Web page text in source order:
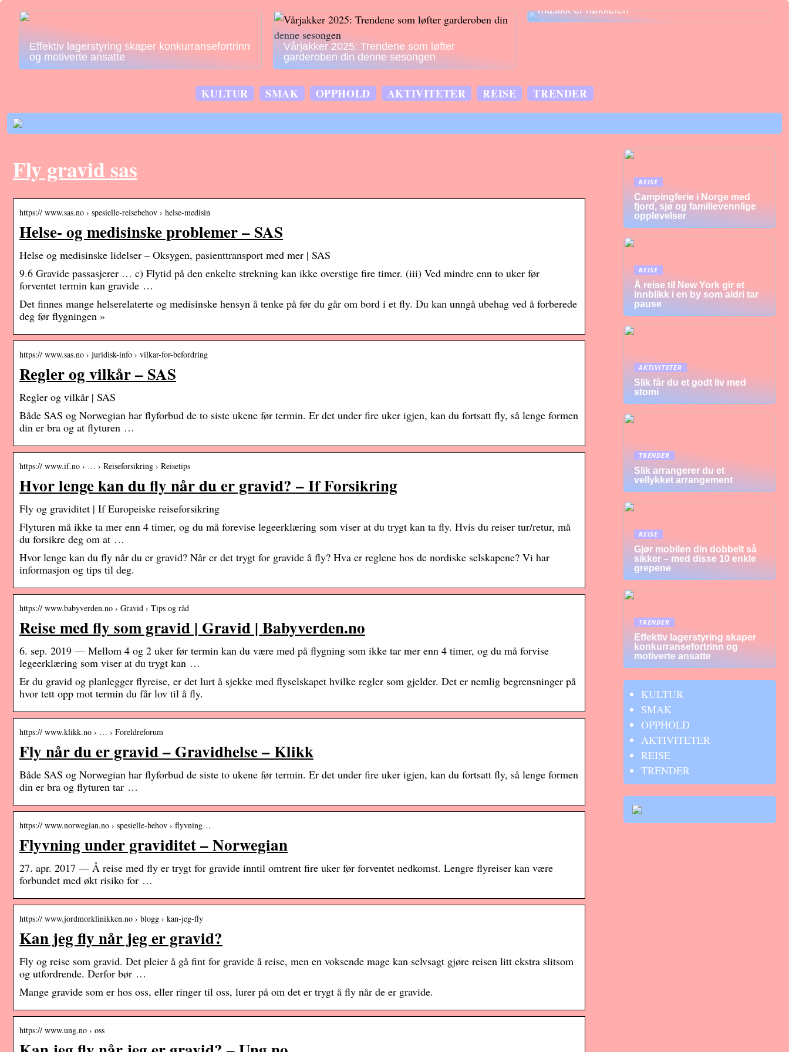
Effektiv lagerstyring skaper konkurransefortrinn
og motiverte ansatte
Vårjakker 2025: Trendene som løfter
garderoben din denne sesongen
musikk er nøkkelen
KULTUR SMAK OPPHOLD AKTIVITETER REISE TRENDER
Fly gravid sas
https:// www.sas.no › spesielle-reisebehov › helse-medisin
Helse- og medisinske problemer – SAS
Helse og medisinske lidelser – Oksygen, pasienttransport med mer | SAS
9.6 Gravide passasjerer … c) Flytid på den enkelte strekning kan ikke overstige fire timer. (iii) Ved mindre enn to uker før
forventet termin kan gravide …
Det finnes mange helserelaterte og medisinske hensyn å tenke på før du går om bord i et fly. Du kan unngå ubehag ved å forberede
deg før flygningen »
https:// www.sas.no › juridisk-info › vilkar-for-befordring
Regler og vilkår – SAS
Regler og vilkår | SAS
Både SAS og Norwegian har flyforbud de to siste ukene før termin. Er det under fire uker igjen, kan du fortsatt fly, så lenge formen
din er bra og at flyturen …
https:// www.if.no › … › Reiseforsikring › Reisetips
Hvor lenge kan du fly når du er gravid? – If Forsikring
Fly og graviditet | If Europeiske reiseforsikring
Flyturen må ikke ta mer enn 4 timer, og du må forevise legeerklæring som viser at du trygt kan ta fly. Hvis du reiser tur/retur, må
du forsikre deg om at …
Hvor lenge kan du fly når du er gravid? Når er det trygt for gravide å fly? Hva er reglene hos de nordiske selskapene? Vi har
informasjon og tips til deg.
https:// www.babyverden.no › Gravid › Tips og råd
Reise med fly som gravid | Gravid | Babyverden.no
6. sep. 2019 — Mellom 4 og 2 uker før termin kan du være med på flygning som ikke tar mer enn 4 timer, og du må forvise
legeerklæring som viser at du trygt kan …
Er du gravid og planlegger flyreise, er det lurt å sjekke med flyselskapet hvilke regler som gjelder. Det er nemlig begrensninger på
hvor tett opp mot termin du får lov til å fly.
https:// www.klikk.no › … › Foreldreforum
Fly når du er gravid – Gravidhelse – Klikk
Både SAS og Norwegian har flyforbud de siste to ukene før termin. Er det under fire uker igjen, kan du fortsatt fly, så lenge formen
din er bra og flyturen tar …
https:// www.norwegian.no › spesielle-behov › flyvning…
Flyvning under graviditet – Norwegian
27. apr. 2017 — Å reise med fly er trygt for gravide inntil omtrent fire uker før forventet nedkomst. Lengre flyreiser kan være
forbundet med økt risiko for …
https:// www.jordmorklinikken.no › blogg › kan-jeg-fly
Kan jeg fly når jeg er gravid?
Fly og reise som gravid. Det pleier å gå fint for gravide å reise, men en voksende mage kan selvsagt gjøre reisen litt ekstra slitsom
og utfordrende. Derfor bør …
Mange gravide som er hos oss, eller ringer til oss, lurer på om det er trygt å fly når de er gravide.
https:// www.ung.no › oss
REISE
Campingferie i Norge med
fjord, sjø og familievennlige
opplevelser
REISE
Å reise til New York gir et
innblikk i en by som aldri tar
pause
AKTIVITETER
Slik får du et godt liv med
stomi
TRENDER
Slik arrangerer du et
vellykket arrangement
REISE
Gjør mobilen din dobbelt så
sikker – med disse 10 enkle
grepene
TRENDER
Effektiv lagerstyring skaper
konkurransefortrinn og
motiverte ansatte
KULTUR
SMAK
OPPHOLD
AKTIVITETER
REISE
TRENDER